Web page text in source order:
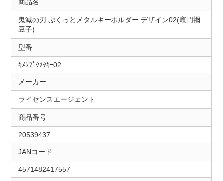
商品名
鬼滅の刃 ぷくっとメタルキーホルダー デザイン02(竈門禰
豆子)
型番
ｷﾒﾂﾌﾟｸﾒﾀｷｰ02
メーカー
ライセンスエージェント
商品番号
20539437
JANコード
4571482417557